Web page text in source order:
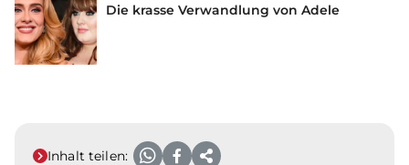
Die krasse Verwandlung von Adele
Inhalt teilen: